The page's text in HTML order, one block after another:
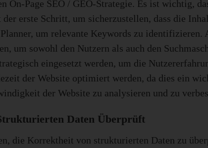
On-Page SEO / GEO-Strategie. Es ist wichtig,
erste Schritt, um sicherzustellen, dass die
um relevante Keywords zu identifizieren.
um sowohl den Nutzern als auch den
eingesetzt werden, um die
der Website optimiert werden, da dies ein
der Website zu analysieren und zu
Daten Überprüft
die Korrektheit von strukturierten Daten zu